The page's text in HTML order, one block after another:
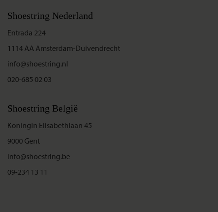
Shoestring Nederland
Entrada 224
1114 AA Amsterdam-Duivendrecht
info@shoestring.nl
020-685 02 03
Shoestring België
Koningin Elisabethlaan 45
9000 Gent
info@shoestring.be
09-234 13 11